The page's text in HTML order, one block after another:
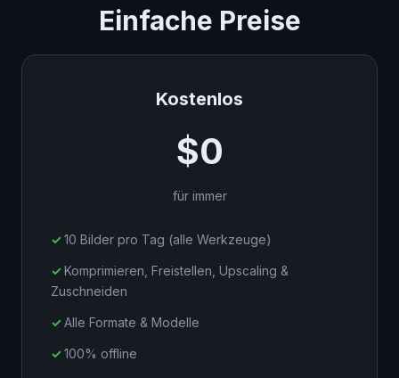
Einfache Preise
Kostenlos
$0
für immer
10 Bilder pro Tag (alle Werkzeuge)
Komprimieren, Freistellen, Upscaling &
Zuschneiden
Alle Formate & Modelle
100% offline